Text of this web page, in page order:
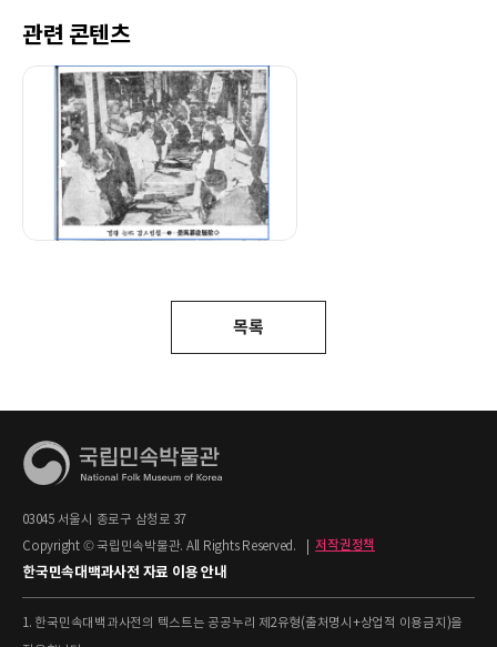
관련 콘텐츠
목록
03045 서울시 종로구 삼청로 37
Copyright © 국립민속박물관. All Rights Reserved.
저작권정책
한국민속대백과사전 자료 이용 안내
1. 한국민속대백과사전의 텍스트는 공공누리 제2유형(출처명시+상업적 이용금지)을